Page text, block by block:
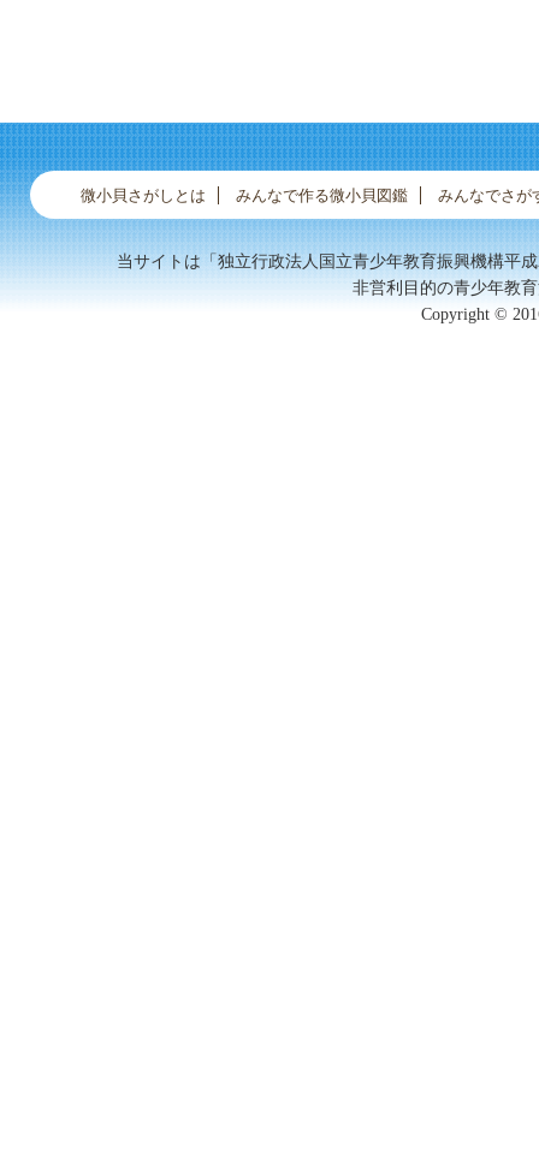
コメツブ ヤクシマダカラ
微小貝さがしとは みんなで作る微小貝図鑑 みんなでさが
当サイトは「独立行政法人国立青少年教育振興機構平
非営利目的の青少年教
Copyright ©